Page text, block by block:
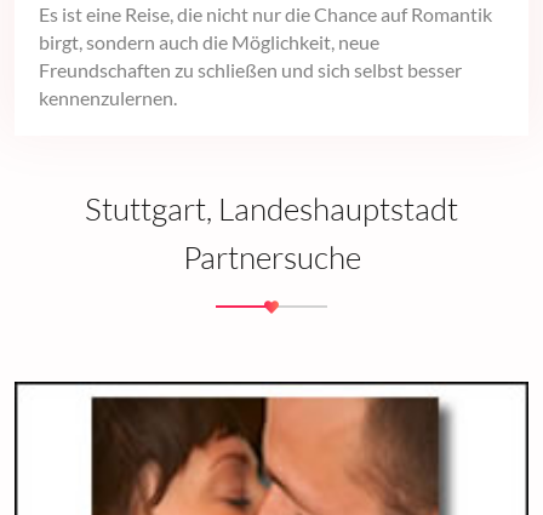
Es ist eine Reise, die nicht nur die Chance auf Romantik
birgt, sondern auch die Möglichkeit, neue
Freundschaften zu schließen und sich selbst besser
kennenzulernen.
Stuttgart, Landeshauptstadt
Partnersuche